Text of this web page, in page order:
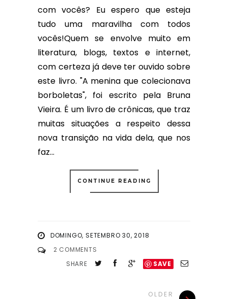
com vocês? Eu espero que esteja
tudo uma maravilha com todos
vocês!Quem se envolve muito em
literatura, blogs, textos e internet,
com certeza já deve ter ouvido sobre
este livro. "A menina que colecionava
borboletas", foi escrito pela Bruna
Vieira. É um livro de crônicas, que traz
muitas situações a respeito dessa
nova transição na vida dela, que nos
faz...
CONTINUE READING
DOMINGO, SETEMBRO 30, 2018
2 COMMENTS
SHARE
SAVE
OLDER